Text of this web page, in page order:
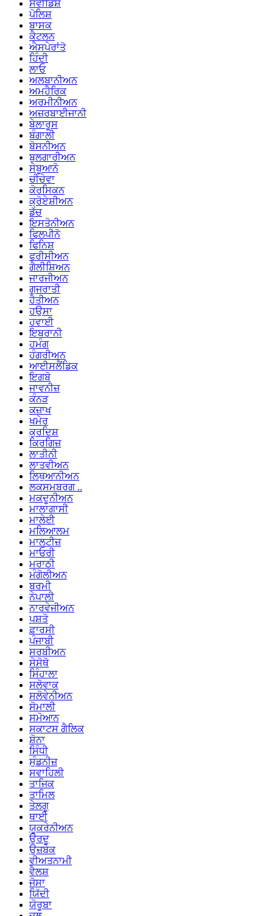
ਸਵੀਡਿਸ਼
ਪੋਲਿਸ਼
ਬਾਸਕ
ਕੈਟਲਨ
ਐਸਪੇਰਾਂਤੋ
ਹਿੰਦੀ
ਲਾਓ
ਅਲਬਾਨੀਅਨ
ਅਮਹੈਰਿਕ
ਅਰਮੀਨੀਅਨ
ਅਜ਼ਰਬਾਈਜਾਨੀ
ਬੇਲਾਰੂਸ
ਬੰਗਾਲੀ
ਬੋਸਨੀਅਨ
ਬੁਲਗਾਰੀਅਨ
ਸੇਬੂਆਨੋ
ਚੀਚੇਵਾ
ਕੋਰਸਿਕਨ
ਕ੍ਰੋਏਸ਼ੀਅਨ
ਡੱਚ
ਇਸਤੋਨੀਅਨ
ਫਿਲਪੀਨੋ
ਫਿਨਿਸ਼
ਫਰੀਸੀਅਨ
ਗੈਲੀਸ਼ਿਅਨ
ਜਾਰਜੀਅਨ
ਗੁਜਰਾਤੀ
ਹੈਤੀਅਨ
ਹਉਸਾ
ਹਵਾਈ
ਇਬਰਾਨੀ
ਹਮੰਗ
ਹੰਗਰੀਅਨ
ਆਈਸਲੈਂਡਿਕ
ਇਗਬੋ
ਜਾਵਨੀਜ਼
ਕੰਨੜ
ਕਜ਼ਾਖ
ਖਮੇਰ
ਕੁਰਦਿਸ਼
ਕਿਰਗਿਜ਼
ਲਾਤੀਨੀ
ਲਾਤਵੀਅਨ
ਲਿਥੁਆਨੀਅਨ
ਲਕਸਮਬਰਗ ..
ਮਕਦੂਨੀਅਨ
ਮਾਲਾਗਾਸੀ
ਮਾਲੇਈ
ਮਲਿਆਲਮ
ਮਾਲਟੀਜ਼
ਮਾਓਰੀ
ਮਰਾਠੀ
ਮੰਗੋਲੀਅਨ
ਬਰਮੀ
ਨੇਪਾਲੀ
ਨਾਰਵੇਜੀਅਨ
ਪਸ਼ਤੋ
ਫ਼ਾਰਸੀ
ਪੰਜਾਬੀ
ਸਰਬੀਅਨ
ਸੇਸੋਥੋ
ਸਿੰਹਾਲਾ
ਸਲੋਵਾਕ
ਸਲੋਵੇਨੀਅਨ
ਸੋਮਾਲੀ
ਸਮੋਆਨ
ਸਕਾਟਸ ਗੈਲਿਕ
ਸ਼ੋਨਾ
ਸਿੰਧੀ
ਸੁੰਡਨੀਜ਼
ਸਵਾਹਿਲੀ
ਤਾਜਿਕ
ਤਾਮਿਲ
ਤੇਲਗੂ
ਥਾਈ
ਯੂਕਰੇਨੀਅਨ
ਉਰਦੂ
ਉਜ਼ਬੇਕ
ਵੀਅਤਨਾਮੀ
ਵੈਲਸ਼
ਜੋਸਾ
ਯਿੱਦੀ
ਯੋਰੂਬਾ